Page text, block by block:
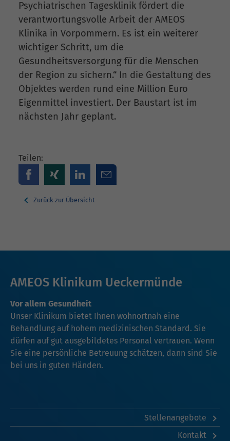
Psychiatrischen Tagesklinik fördert die
verantwortungsvolle Arbeit der AMEOS
Klinika in Vorpommern. Es ist ein weiterer
wichtiger Schritt, um die
Gesundheitsversorgung für die Menschen
der Region zu sichern.“ In die Gestaltung des
Objektes werden rund eine Million Euro
Eigenmittel investiert. Der Baustart ist im
nächsten Jahr geplant.
Teilen:
Zurück zur Übersicht
AMEOS Klinikum Ueckermünde
Vor allem Gesundheit
Unser Klinikum bietet Ihnen wohnortnah eine
Behandlung auf hohem medizinischen Standard. Sie
dürfen auf gut ausgebildetes Personal vertrauen. Wenn
Sie eine persönliche Betreuung schätzen, dann sind Sie
bei uns in guten Händen.
Stellenangebote
Kontakt